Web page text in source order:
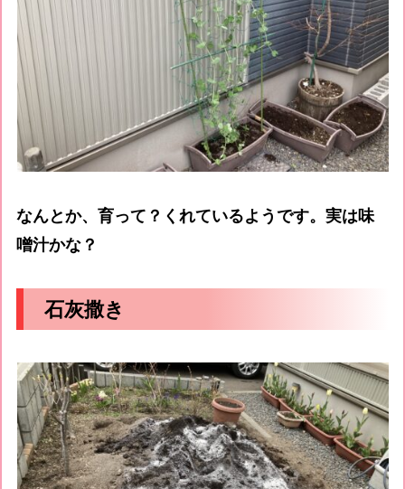
なんとか、育って？くれているようです。実は味
噌汁かな？
石灰撒き